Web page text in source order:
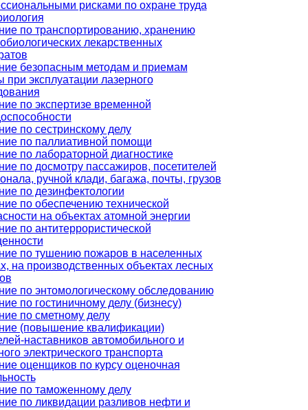
рисками по охране труда
по транспортированию, хранению
лекарственных
безопасным методам и приемам
при эксплуатации лазерного
по экспертизе временной
по сестринскому делу
по паллиативной помощи
по лабораторной диагностике
по досмотру пассажиров, посетителей
ручной клади, багажа, почты, грузов
по дезинфектологии
по обеспечению технической
на объектах атомной энергии
по антитеррористической
по тушению пожаров в населенных
на производственных объектах лесных
по энтомологическому обследованию
по гостиничному делу (бизнесу)
по сметному делу
(повышение квалификации)
наставников автомобильного и
электрического транспорта
оценщиков по курсу оценочная
по таможенному делу
по ликвидации разливов нефти и